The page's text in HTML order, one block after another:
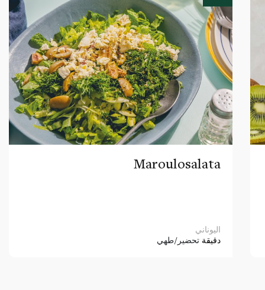
Maroulosalata
اليوناني
دقيقة تحضير/طهي